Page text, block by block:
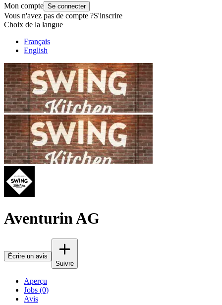
Mon compte Se connecter
Vous n'avez pas de compte ?S'inscrire
Choix de la langue
Français
English
Aventurin AG
Écrire un avis
Suivre
Aperçu
Jobs (0)
Avis